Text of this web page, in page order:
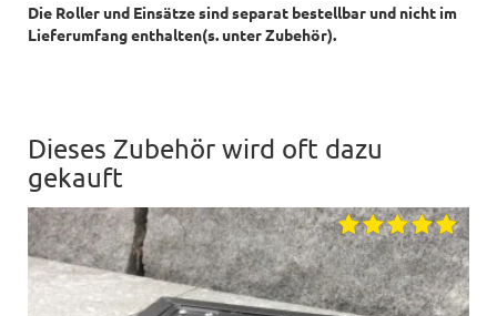
Die Roller und Einsätze sind separat bestellbar und nicht im
Lieferumfang enthalten(s. unter Zubehör).
Dieses Zubehör wird oft dazu
gekauft